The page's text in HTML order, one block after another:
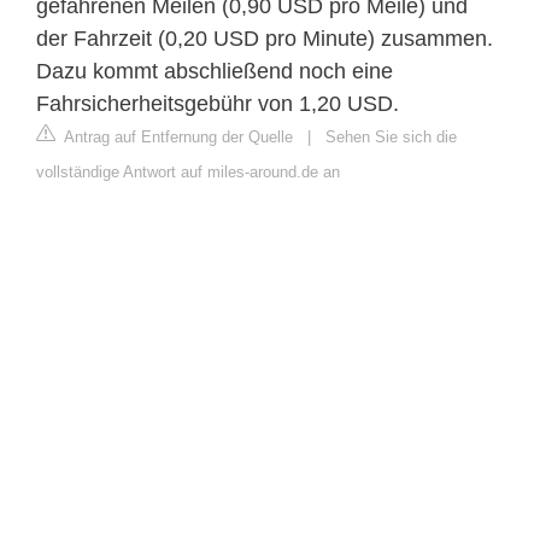
gefahrenen Meilen (0,90 USD pro Meile) und
der Fahrzeit (0,20 USD pro Minute) zusammen.
Dazu kommt abschließend noch eine
Fahrsicherheitsgebühr von 1,20 USD.
Antrag auf Entfernung der Quelle | Sehen Sie sich die
vollständige Antwort auf miles-around.de an